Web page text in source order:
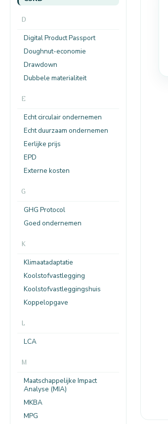
D
Digital Product Passport
Doughnut-economie
Drawdown
Dubbele materialiteit
E
Echt circulair ondernemen
Echt duurzaam ondernemen
Eerlijke prijs
EPD
Externe kosten
G
GHG Protocol
Goed ondernemen
K
Klimaatadaptatie
Koolstofvastlegging
Koolstofvastleggingshuis
Koppelopgave
L
LCA
M
Maatschappelijke Impact
Analyse (MIA)
MKBA
MPG